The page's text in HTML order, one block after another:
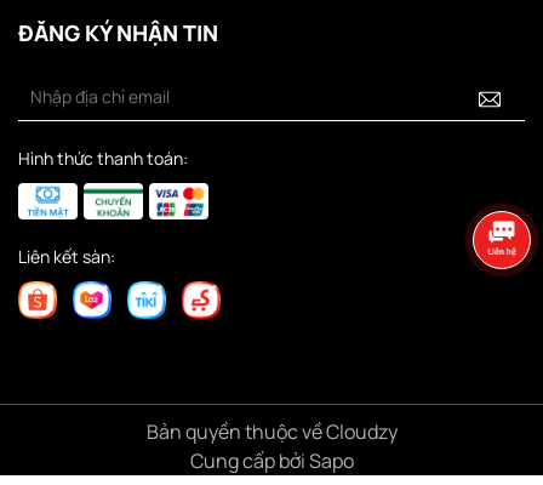
ĐĂNG KÝ NHẬN TIN
Hình thức thanh toán:
Liên kết sàn:
Bản quyền thuộc về Cloudzy
Cung cấp bởiSapo